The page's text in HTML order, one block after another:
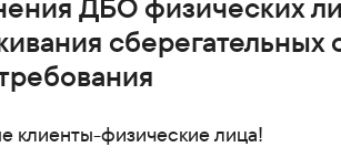
Документы
Отделения
Банки-корреспонденты
ДБО физических
сберегательных
клиенты-физические лица!